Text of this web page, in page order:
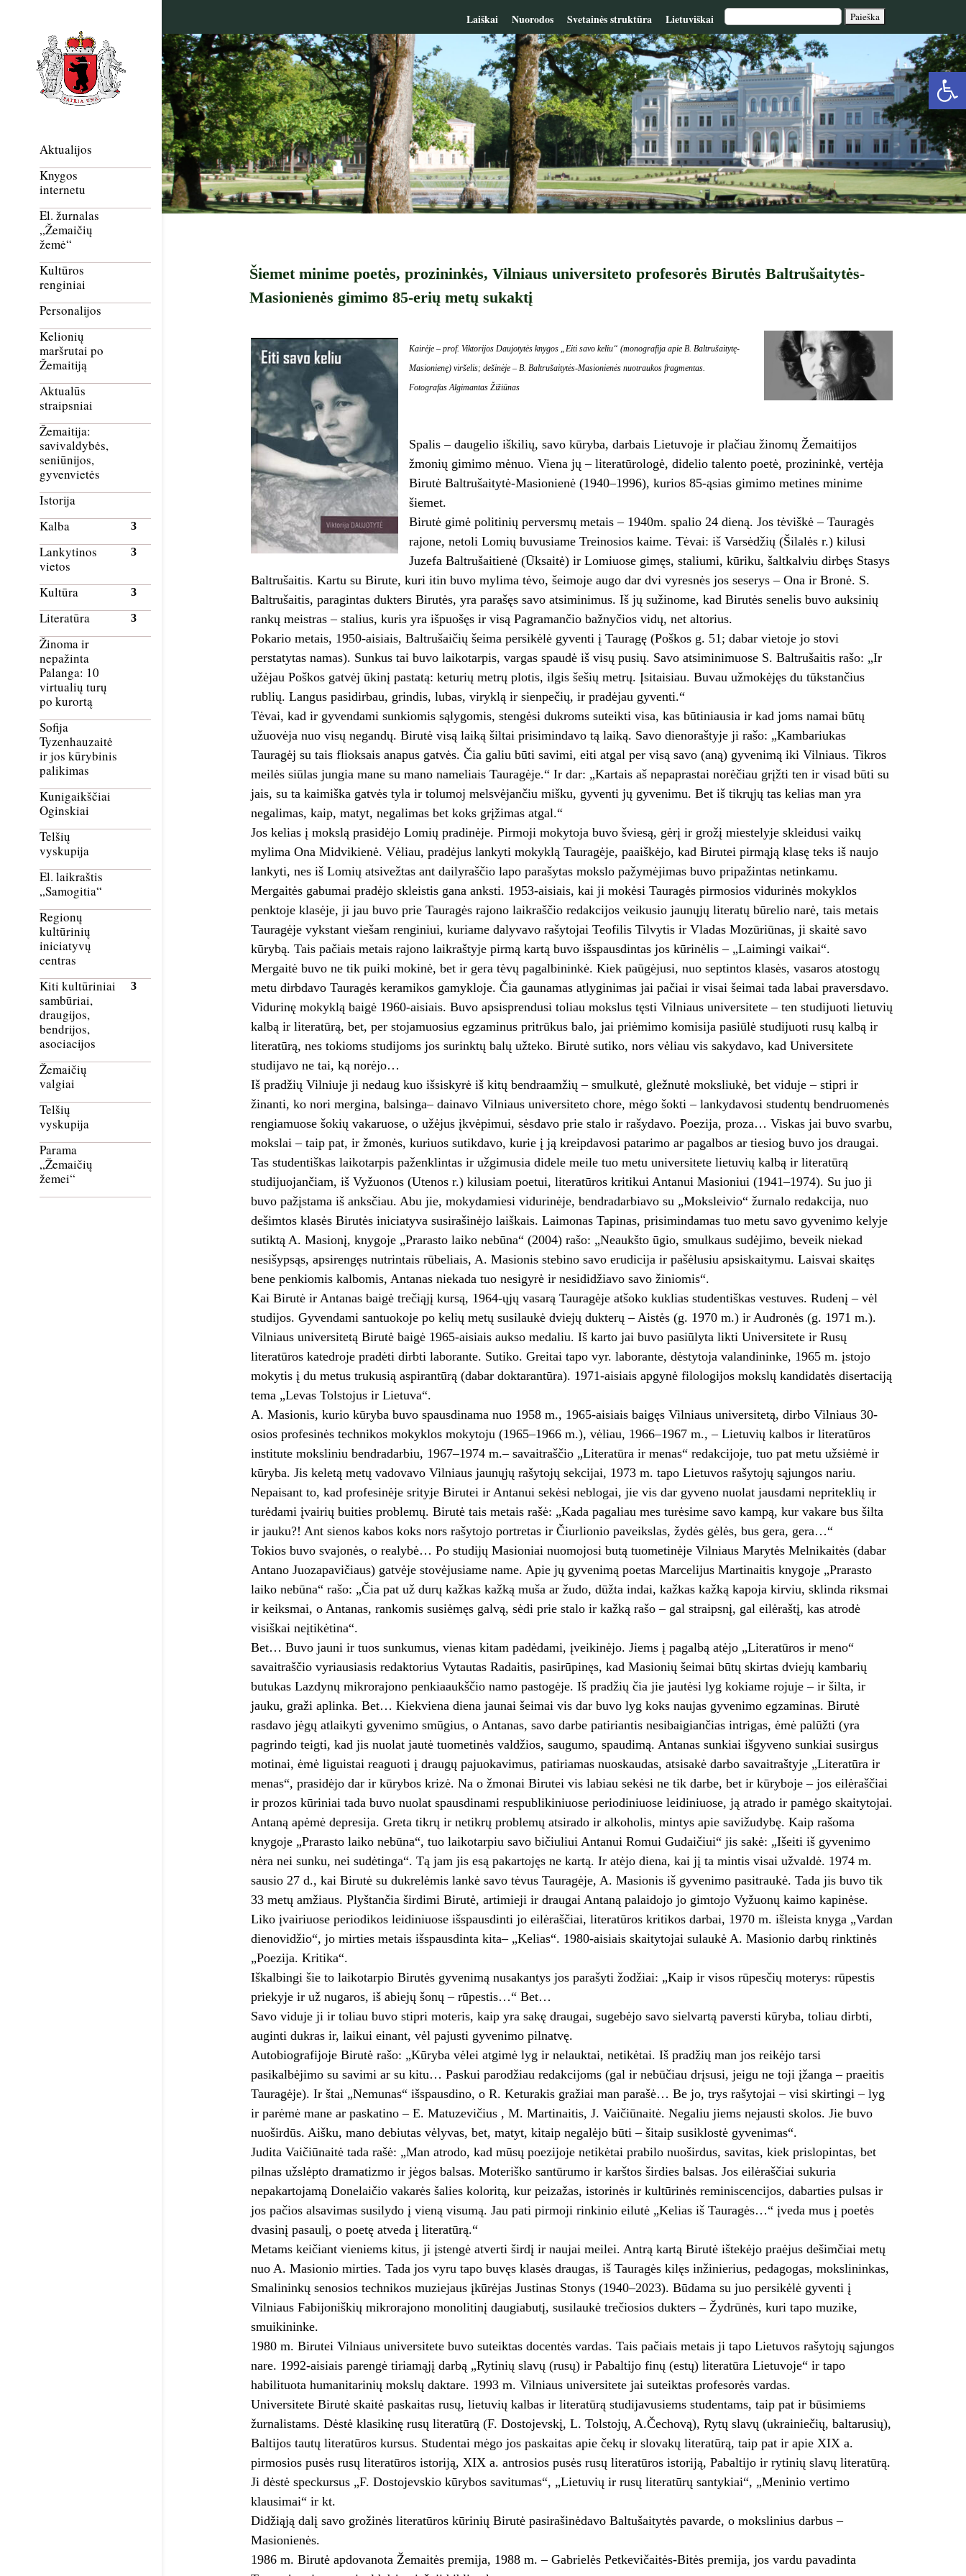
Laiškai Nuorodos Svetainės struktūra Lietuviškai
Aktualijos
Knygos
internetu
El. žurnalas
„Žemaičių
žemė“
Kultūros
renginiai
Personalijos
Kelionių
maršrutai po
Žemaitiją
Aktualūs
straipsniai
Žemaitija:
savivaldybės,
seniūnijos,
gyvenvietės
Istorija
Kalba
Lankytinos
vietos
Kultūra
Literatūra
Žinoma ir
nepažinta
Palanga: 10
virtualių turų
po kurortą
Sofija
Tyzenhauzaitė
ir jos kūrybinis
palikimas
Kunigaikščiai
Oginskiai
Telšių
vyskupija
El. laikraštis
„Samogitia“
Regionų
kultūrinių
iniciatyvų
centras
Kiti kultūriniai
sambūriai,
draugijos,
bendrijos,
asociacijos
Žemaičių
valgiai
Telšių
vyskupija
Parama
„Žemaičių
žemei“
Šiemet minime poetės, prozininkės, Vilniaus universiteto profesorės Birutės Baltrušaitytės-
Masionienės gimimo 85-erių metų sukaktį
Kairėje – prof. Viktorijos Daujotytės knygos „Eiti savo keliu“ (monografija apie B. Baltrušaitytę-
Masionienę) viršelis; dešinėje – B. Baltrušaitytės-Masionienės nuotraukos fragmentas.
Fotografas Algimantas Žižiūnas
Spalis – daugelio iškilių, savo kūryba, darbais Lietuvoje ir plačiau žinomų Žemaitijos
žmonių gimimo mėnuo. Viena jų – literatūrologė, didelio talento poetė, prozininkė, vertėja
Birutė Baltrušaitytė-Masionienė (1940–1996), kurios 85-ąsias gimimo metines minime
šiemet.
Birutė gimė politinių perversmų metais – 1940m. spalio 24 dieną. Jos tėviškė – Tauragės
rajone, netoli Lomių buvusiame Treinosios kaime. Tėvai: iš Varsėdžių (Šilalės r.) kilusi
Juzefa Baltrušaitienė (Ūksaitė) ir Lomiuose gimęs, staliumi, kūriku, šaltkalviu dirbęs Stasys
Baltrušaitis. Kartu su Birute, kuri itin buvo mylima tėvo, šeimoje augo dar dvi vyresnės jos seserys – Ona ir Bronė. S.
Baltrušaitis, paragintas dukters Birutės, yra parašęs savo atsiminimus. Iš jų sužinome, kad Birutės senelis buvo auksinių
rankų meistras – stalius, kuris yra išpuošęs ir visą Pagramančio bažnyčios vidų, net altorius.
Pokario metais, 1950-aisiais, Baltrušaičių šeima persikėlė gyventi į Tauragę (Poškos g. 51; dabar vietoje jo stovi
perstatytas namas). Sunkus tai buvo laikotarpis, vargas spaudė iš visų pusių. Savo atsiminimuose S. Baltrušaitis rašo: „Ir
užėjau Poškos gatvėj ūkinį pastatą: keturių metrų plotis, ilgis šešių metrų. Įsitaisiau. Buvau užmokėjęs du tūkstančius
rublių. Langus pasidirbau, grindis, lubas, viryklą ir sienpečių, ir pradėjau gyventi.“
Tėvai, kad ir gyvendami sunkiomis sąlygomis, stengėsi dukroms suteikti visa, kas būtiniausia ir kad joms namai būtų
užuovėja nuo visų negandų. Birutė visą laiką šiltai prisimindavo tą laiką. Savo dienoraštyje ji rašo: „Kambariukas
Tauragėj su tais flioksais anapus gatvės. Čia galiu būti savimi, eiti atgal per visą savo (aną) gyvenimą iki Vilniaus. Tikros
meilės siūlas jungia mane su mano nameliais Tauragėje.“ Ir dar: „Kartais aš nepaprastai norėčiau grįžti ten ir visad būti su
jais, su ta kaimiška gatvės tyla ir tolumoj melsvėjančiu mišku, gyventi jų gyvenimu. Bet iš tikrųjų tas kelias man yra
negalimas, kaip, matyt, negalimas bet koks grįžimas atgal.“
Jos kelias į mokslą prasidėjo Lomių pradinėje. Pirmoji mokytoja buvo šviesą, gėrį ir grožį miestelyje skleidusi vaikų
mylima Ona Midvikienė. Vėliau, pradėjus lankyti mokyklą Tauragėje, paaiškėjo, kad Birutei pirmąją klasę teks iš naujo
lankyti, nes iš Lomių atsivežtas ant dailyraščio lapo parašytas mokslo pažymėjimas buvo pripažintas netinkamu.
Mergaitės gabumai pradėjo skleistis gana anksti. 1953-aisiais, kai ji mokėsi Tauragės pirmosios vidurinės mokyklos
penktoje klasėje, ji jau buvo prie Tauragės rajono laikraščio redakcijos veikusio jaunųjų literatų būrelio narė, tais metais
Tauragėje vykstant viešam renginiui, kuriame dalyvavo rašytojai Teofilis Tilvytis ir Vladas Mozūriūnas, ji skaitė savo
kūrybą. Tais pačiais metais rajono laikraštyje pirmą kartą buvo išspausdintas jos kūrinėlis – „Laimingi vaikai“.
Mergaitė buvo ne tik puiki mokinė, bet ir gera tėvų pagalbininkė. Kiek paūgėjusi, nuo septintos klasės, vasaros atostogų
metu dirbdavo Tauragės keramikos gamykloje. Čia gaunamas atlyginimas jai pačiai ir visai šeimai tada labai praversdavo.
Vidurinę mokyklą baigė 1960-aisiais. Buvo apsisprendusi toliau mokslus tęsti Vilniaus universitete – ten studijuoti lietuvių
kalbą ir literatūrą, bet, per stojamuosius egzaminus pritrūkus balo, jai priėmimo komisija pasiūlė studijuoti rusų kalbą ir
literatūrą, nes tokioms studijoms jos surinktų balų užteko. Birutė sutiko, nors vėliau vis sakydavo, kad Universitete
studijavo ne tai, ką norėjo…
Iš pradžių Vilniuje ji nedaug kuo išsiskyrė iš kitų bendraamžių – smulkutė, gležnutė moksliukė, bet viduje – stipri ir
žinanti, ko nori mergina, balsinga– dainavo Vilniaus universiteto chore, mėgo šokti – lankydavosi studentų bendruomenės
rengiamuose šokių vakaruose, o užėjus įkvėpimui, sėsdavo prie stalo ir rašydavo. Poezija, proza… Viskas jai buvo svarbu,
mokslai – taip pat, ir žmonės, kuriuos sutikdavo, kurie į ją kreipdavosi patarimo ar pagalbos ar tiesiog buvo jos draugai.
Tas studentiškas laikotarpis paženklintas ir užgimusia didele meile tuo metu universitete lietuvių kalbą ir literatūrą
studijuojančiam, iš Vyžuonos (Utenos r.) kilusiam poetui, literatūros kritikui Antanui Masioniui (1941–1974). Su juo ji
buvo pažįstama iš anksčiau. Abu jie, mokydamiesi vidurinėje, bendradarbiavo su „Moksleivio“ žurnalo redakcija, nuo
dešimtos klasės Birutės iniciatyva susirašinėjo laiškais. Laimonas Tapinas, prisimindamas tuo metu savo gyvenimo kelyje
sutiktą A. Masionį, knygoje „Prarasto laiko nebūna“ (2004) rašo: „Neaukšto ūgio, smulkaus sudėjimo, beveik niekad
nesišypsąs, apsirengęs nutrintais rūbeliais, A. Masionis stebino savo erudicija ir pašėlusiu apsiskaitymu. Laisvai skaitęs
bene penkiomis kalbomis, Antanas niekada tuo nesigyrė ir nesididžiavo savo žiniomis“.
Kai Birutė ir Antanas baigė trečiąjį kursą, 1964-ųjų vasarą Tauragėje atšoko kuklias studentiškas vestuves. Rudenį – vėl
studijos. Gyvendami santuokoje po kelių metų susilaukė dviejų dukterų – Aistės (g. 1970 m.) ir Audronės (g. 1971 m.).
Vilniaus universitetą Birutė baigė 1965-aisiais aukso medaliu. Iš karto jai buvo pasiūlyta likti Universitete ir Rusų
literatūros katedroje pradėti dirbti laborante. Sutiko. Greitai tapo vyr. laborante, dėstytoja valandininke, 1965 m. įstojo
mokytis į du metus trukusią aspirantūrą (dabar doktarantūra). 1971-aisiais apgynė filologijos mokslų kandidatės disertaciją
tema „Levas Tolstojus ir Lietuva“.
A. Masionis, kurio kūryba buvo spausdinama nuo 1958 m., 1965-aisiais baigęs Vilniaus universitetą, dirbo Vilniaus 30-
osios profesinės technikos mokyklos mokytoju (1965–1966 m.), vėliau, 1966–1967 m., – Lietuvių kalbos ir literatūros
institute moksliniu bendradarbiu, 1967–1974 m.– savaitraščio „Literatūra ir menas“ redakcijoje, tuo pat metu užsiėmė ir
kūryba. Jis keletą metų vadovavo Vilniaus jaunųjų rašytojų sekcijai, 1973 m. tapo Lietuvos rašytojų sąjungos nariu.
Nepaisant to, kad profesinėje srityje Birutei ir Antanui sekėsi neblogai, jie vis dar gyveno nuolat jausdami nepriteklių ir
turėdami įvairių buities problemų. Birutė tais metais rašė: „Kada pagaliau mes turėsime savo kampą, kur vakare bus šilta
ir jauku?! Ant sienos kabos koks nors rašytojo portretas ir Čiurlionio paveikslas, žydės gėlės, bus gera, gera…“
Tokios buvo svajonės, o realybė… Po studijų Masioniai nuomojosi butą tuometinėje Vilniaus Marytės Melnikaitės (dabar
Antano Juozapavičiaus) gatvėje stovėjusiame name. Apie jų gyvenimą poetas Marcelijus Martinaitis knygoje „Prarasto
laiko nebūna“ rašo: „Čia pat už durų kažkas kažką muša ar žudo, dūžta indai, kažkas kažką kapoja kirviu, sklinda riksmai
ir keiksmai, o Antanas, rankomis susiėmęs galvą, sėdi prie stalo ir kažką rašo – gal straipsnį, gal eilėraštį, kas atrodė
visiškai neįtikėtina“.
Bet… Buvo jauni ir tuos sunkumus, vienas kitam padėdami, įveikinėjo. Jiems į pagalbą atėjo „Literatūros ir meno“
savaitraščio vyriausiasis redaktorius Vytautas Radaitis, pasirūpinęs, kad Masionių šeimai būtų skirtas dviejų kambarių
butukas Lazdynų mikrorajono penkiaaukščio namo pastogėje. Iš pradžių čia jie jautėsi lyg kokiame rojuje – ir šilta, ir
jauku, graži aplinka. Bet… Kiekviena diena jaunai šeimai vis dar buvo lyg koks naujas gyvenimo egzaminas. Birutė
rasdavo jėgų atlaikyti gyvenimo smūgius, o Antanas, savo darbe patiriantis nesibaigiančias intrigas, ėmė palūžti (yra
pagrindo teigti, kad jis nuolat jautė tuometinės valdžios, saugumo, spaudimą. Antanas sunkiai išgyveno sunkiai susirgus
motinai, ėmė liguistai reaguoti į draugų pajuokavimus, patiriamas nuoskaudas, atsisakė darbo savaitraštyje „Literatūra ir
menas“, prasidėjo dar ir kūrybos krizė. Na o žmonai Birutei vis labiau sekėsi ne tik darbe, bet ir kūryboje – jos eilėraščiai
ir prozos kūriniai tada buvo nuolat spausdinami respublikiniuose periodiniuose leidiniuose, ją atrado ir pamėgo skaitytojai.
Antaną apėmė depresija. Greta tikrų ir netikrų problemų atsirado ir alkoholis, mintys apie savižudybę. Kaip rašoma
knygoje „Prarasto laiko nebūna“, tuo laikotarpiu savo bičiuliui Antanui Romui Gudaičiui“ jis sakė: „Išeiti iš gyvenimo
nėra nei sunku, nei sudėtinga“. Tą jam jis esą pakartojęs ne kartą. Ir atėjo diena, kai jį ta mintis visai užvaldė. 1974 m.
sausio 27 d., kai Birutė su dukrelėmis lankė savo tėvus Tauragėje, A. Masionis iš gyvenimo pasitraukė. Tada jis buvo tik
33 metų amžiaus. Plyštančia širdimi Birutė, artimieji ir draugai Antaną palaidojo jo gimtojo Vyžuonų kaimo kapinėse.
Liko įvairiuose periodikos leidiniuose išspausdinti jo eilėraščiai, literatūros kritikos darbai, 1970 m. išleista knyga „Vardan
dienovidžio“, jo mirties metais išspausdinta kita– „Kelias“. 1980-aisiais skaitytojai sulaukė A. Masionio darbų rinktinės
„Poezija. Kritika“.
Iškalbingi šie to laikotarpio Birutės gyvenimą nusakantys jos parašyti žodžiai: „Kaip ir visos rūpesčių moterys: rūpestis
priekyje ir už nugaros, iš abiejų šonų – rūpestis…“ Bet…
Savo viduje ji ir toliau buvo stipri moteris, kaip yra sakę draugai, sugebėjo savo sielvartą paversti kūryba, toliau dirbti,
auginti dukras ir, laikui einant, vėl pajusti gyvenimo pilnatvę.
Autobiografijoje Birutė rašo: „Kūryba vėlei atgimė lyg ir nelauktai, netikėtai. Iš pradžių man jos reikėjo tarsi
pasikalbėjimo su savimi ar su kitu… Paskui parodžiau redakcijoms (gal ir nebūčiau drįsusi, jeigu ne toji įžanga – praeitis
Tauragėje). Ir štai „Nemunas“ išspausdino, o R. Keturakis gražiai man parašė… Be jo, trys rašytojai – visi skirtingi – lyg
ir parėmė mane ar paskatino – E. Matuzevičius , M. Martinaitis, J. Vaičiūnaitė. Negaliu jiems nejausti skolos. Jie buvo
nuoširdūs. Aišku, mano debiutas vėlyvas, bet, matyt, kitaip negalėjo būti – šitaip susiklostė gyvenimas“.
Judita Vaičiūnaitė tada rašė: „Man atrodo, kad mūsų poezijoje netikėtai prabilo nuoširdus, savitas, kiek prislopintas, bet
pilnas užslėpto dramatizmo ir jėgos balsas. Moteriško santūrumo ir karštos širdies balsas. Jos eilėraščiai sukuria
nepakartojamą Donelaičio vakarės šalies koloritą, kur peizažas, istorinės ir kultūrinės reminiscencijos, dabarties pulsas ir
jos pačios alsavimas susilydo į vieną visumą. Jau pati pirmoji rinkinio eilutė „Kelias iš Tauragės…“ įveda mus į poetės
dvasinį pasaulį, o poetę atveda į literatūrą.“
Metams keičiant vieniems kitus, ji įstengė atverti širdį ir naujai meilei. Antrą kartą Birutė ištekėjo praėjus dešimčiai metų
nuo A. Masionio mirties. Tada jos vyru tapo buvęs klasės draugas, iš Tauragės kilęs inžinierius, pedagogas, mokslininkas,
Smalininkų senosios technikos muziejaus įkūrėjas Justinas Stonys (1940–2023). Būdama su juo persikėlė gyventi į
Vilniaus Fabijoniškių mikrorajono monolitinį daugiabutį, susilaukė trečiosios dukters – Žydrūnės, kuri tapo muzike,
smuikininke.
1980 m. Birutei Vilniaus universitete buvo suteiktas docentės vardas. Tais pačiais metais ji tapo Lietuvos rašytojų sąjungos
nare. 1992-aisiais parengė tiriamąjį darbą „Rytinių slavų (rusų) ir Pabaltijo finų (estų) literatūra Lietuvoje“ ir tapo
habilituota humanitarinių mokslų daktare. 1993 m. Vilniaus universitete jai suteiktas profesorės vardas.
Universitete Birutė skaitė paskaitas rusų, lietuvių kalbas ir literatūrą studijavusiems studentams, taip pat ir būsimiems
žurnalistams. Dėstė klasikinę rusų literatūrą (F. Dostojevskį, L. Tolstojų, A.Čechovą), Rytų slavų (ukrainiečių, baltarusių),
Baltijos tautų literatūros kursus. Studentai mėgo jos paskaitas apie čekų ir slovakų literatūrą, taip pat ir apie XIX a.
pirmosios pusės rusų literatūros istoriją, XIX a. antrosios pusės rusų literatūros istoriją, Pabaltijo ir rytinių slavų literatūrą.
Ji dėstė speckursus „F. Dostojevskio kūrybos savitumas“, „Lietuvių ir rusų literatūrų santykiai“, „Meninio vertimo
klausimai“ ir kt.
Didžiąją dalį savo grožinės literatūros kūrinių Birutė pasirašinėdavo Baltušaitytės pavarde, o mokslinius darbus –
Masionienės.
1986 m. Birutė apdovanota Žemaitės premija, 1988 m. – Gabrielės Petkevičaitės-Bitės premija, jos vardu pavadinta